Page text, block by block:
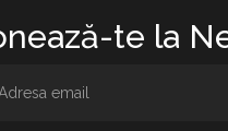
te la